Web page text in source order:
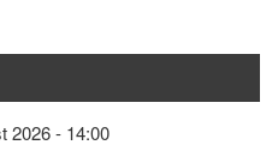
2026 - 14:00